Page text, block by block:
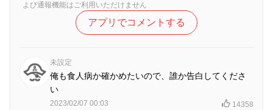
よび通報機能はご利用いただけません
アプリでコメントする
未設定
俺も食人病か確かめたいので、誰か告白してくださ
い
2023/02/07 00:03 14358